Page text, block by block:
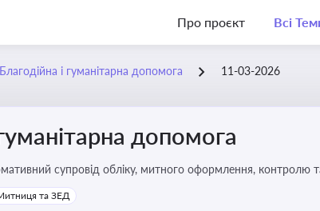
Про проєкт Всі
Благодійна і гуманітарна допомога 11-03-2026
допомога
супровід обліку, митного оформлення, контролю та
та ЗЕД